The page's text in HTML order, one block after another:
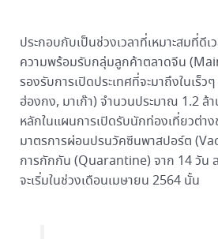
ประกอบกับเป็นช่วงเวลาที่เหมาะสมที่ดี
ความพร้อมรับกลุ่มลูกค้าตลาดจีน
รองรับการเปิดประเทศที่จะมาถึงในเร็
ฮ่องกง, มาเก๊า) จำนวนประมาณ 1.2 ล้
หลักในแผนการเปิดรับนักท่องเที่ยวต่า
มาตรการผ่อนปรนวัคซีนพาสปอร์ต
การกักกัน (Quarantine) จาก 14 วัน
จะเริ่มในช่วงเดือนเมษายน 2564 นั้น